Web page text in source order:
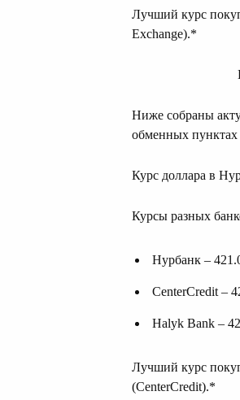
Лучший курс
Exchange).*
Ниже собраны
обменных пунктах
Курс доллара в
Курсы разных
Нурбанк –
CenterCredit –
Halyk Bank –
Лучший курс
(CenterCredit).*